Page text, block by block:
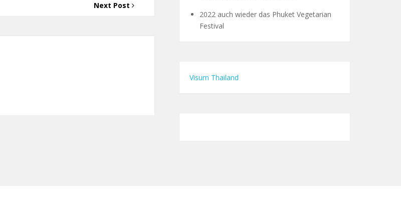
Next Post
2022 auch wieder das Phuket Vegetarian
Festival
Visum Thailand